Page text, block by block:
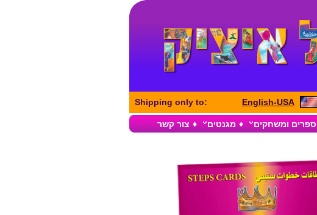
English-USA
Shipping only to:
ספרים ומשחקים ♦ מגנטים ♦ צור קשר